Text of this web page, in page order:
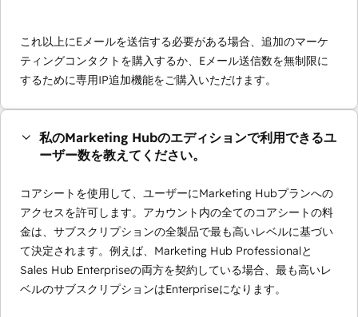
これ以上にEメールを送信する必要がある場合、追加のマーケ
ティングコンタクトを購入するか、Eメール送信数を無制限に
するために専用IP追加機能をご購入いただけます。
私のMarketing Hubのエディションで利用できるユ
ーザー数を教えてください。
コアシートを使用して、ユーザーにMarketing Hubプランへの
アクセスを許可します。アカウント内の全てのコアシートの料
金は、サブスクリプションの全製品で最も高いレベルに基づい
て決定されます。例えば、Marketing Hub Professionalと
Sales Hub Enterpriseの両方を契約している場合、最も高いレ
ベルのサブスクリプションはEnterpriseになります。